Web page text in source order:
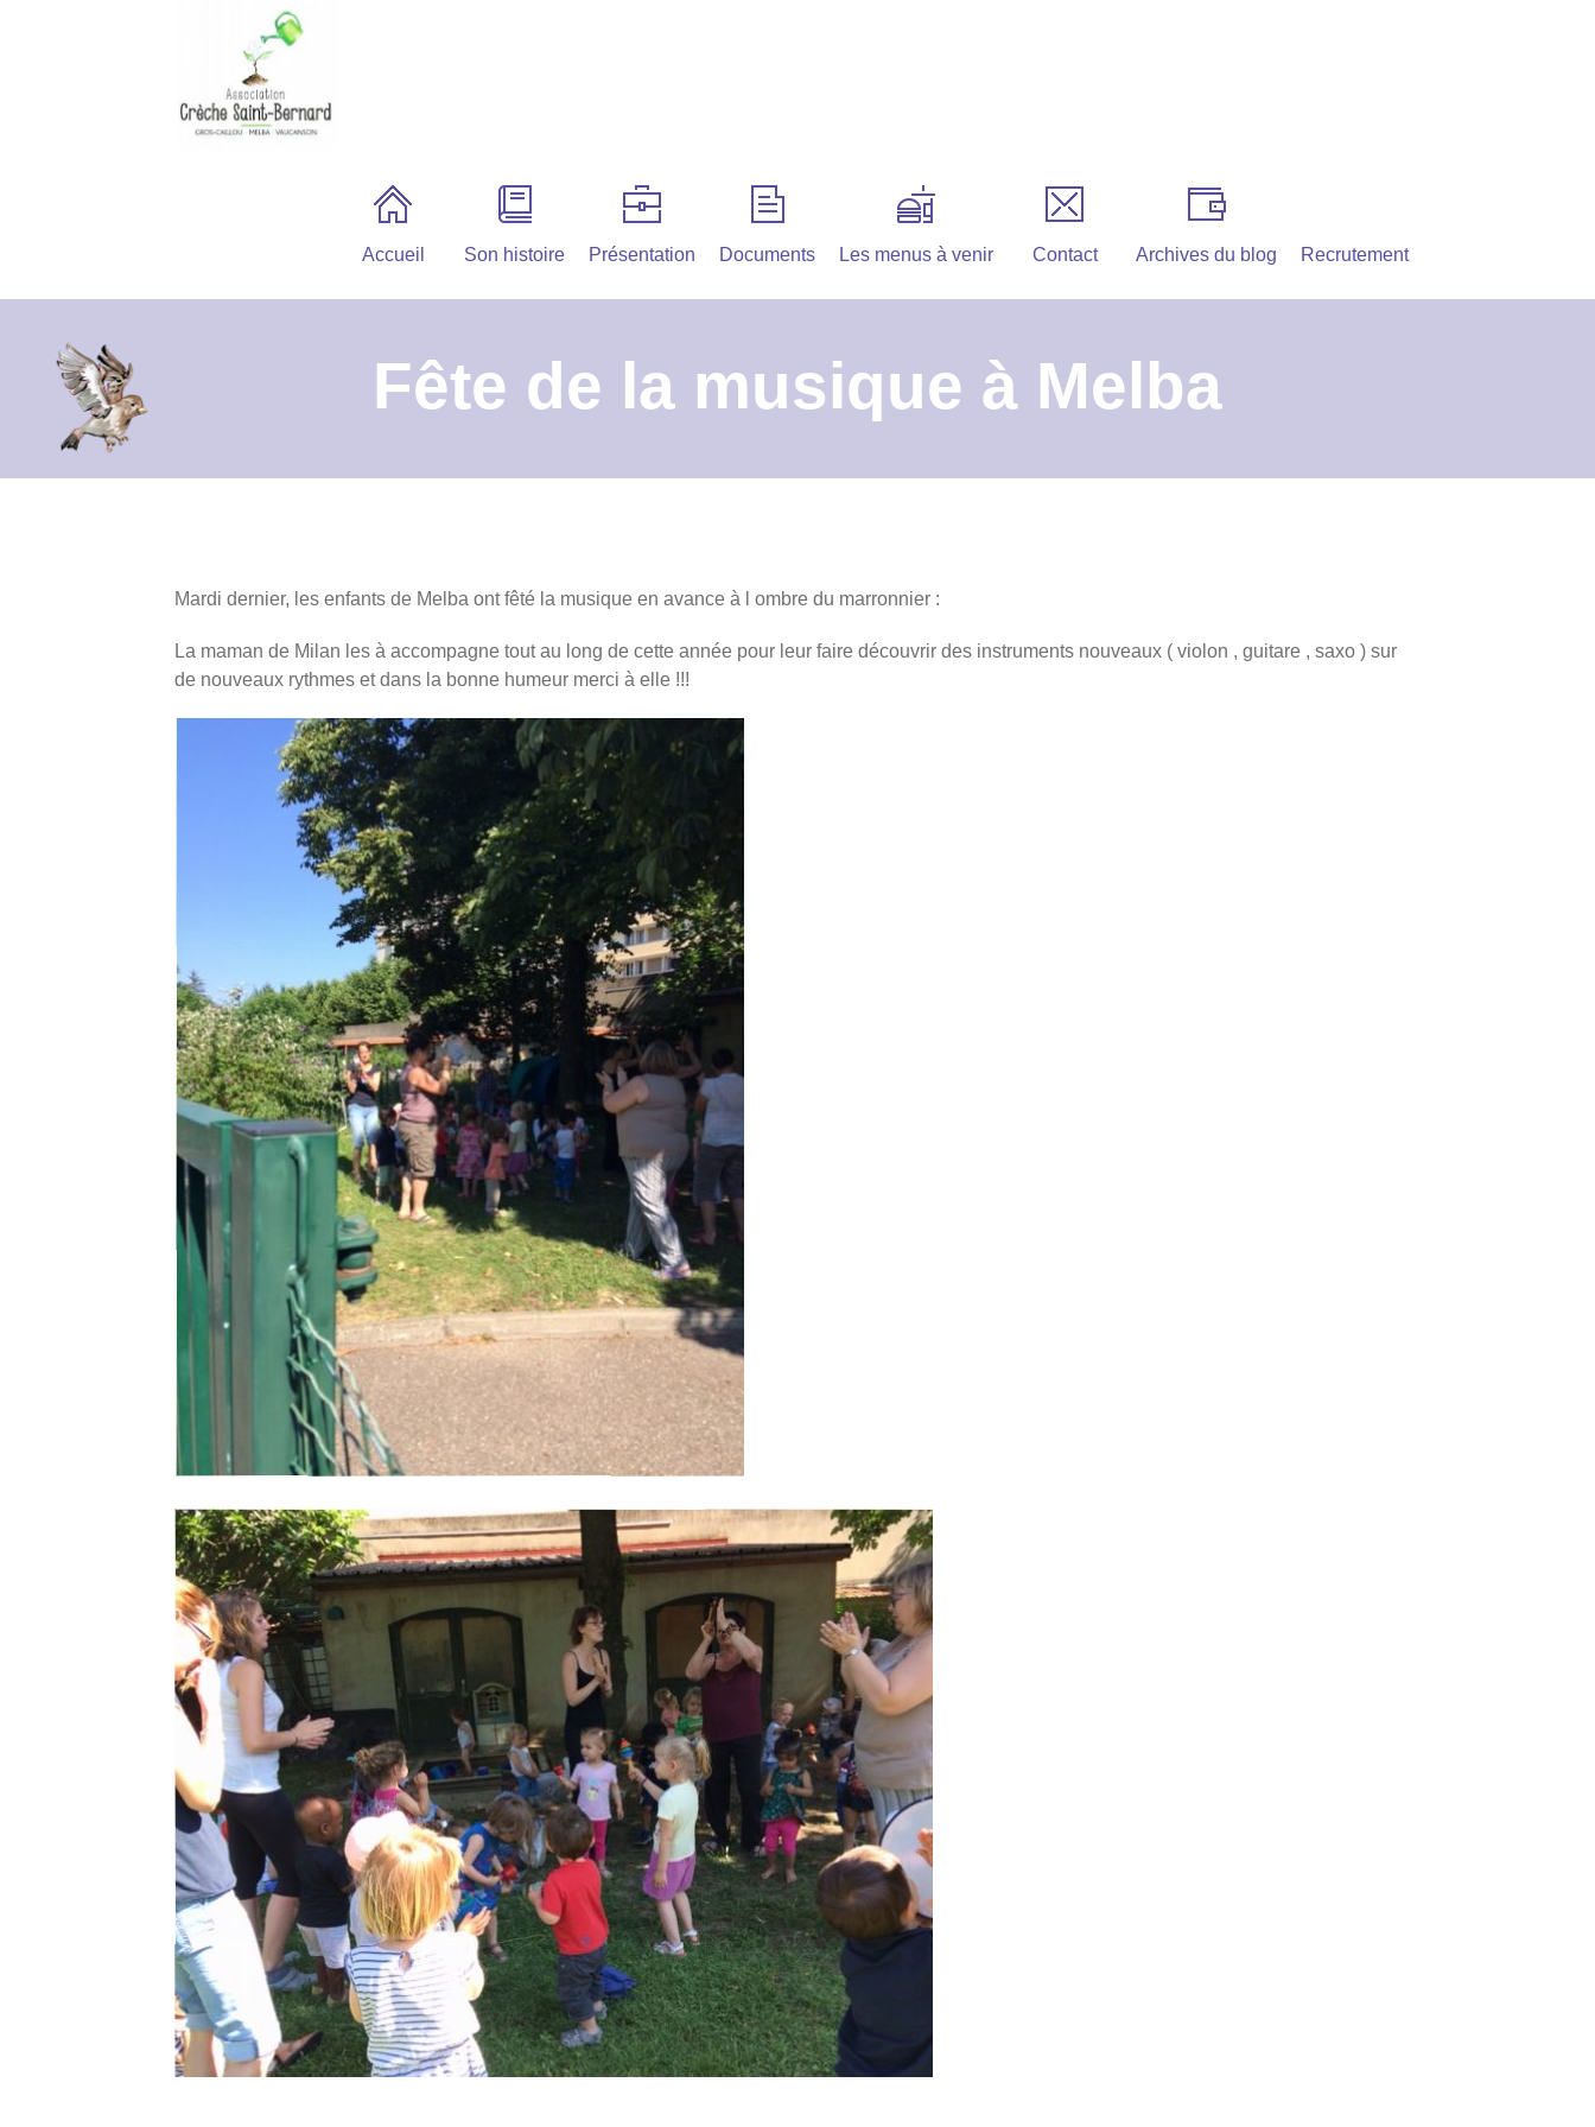
Accueil Son histoire Présentation Documents Les menus à venir Contact Archives du blog Recrutement
Fête de la musique à Melba
Mardi dernier, les enfants de Melba ont fêté la musique en avance à l ombre du marronnier :
La maman de Milan les à accompagne tout au long de cette année pour leur faire découvrir des instruments nouveaux ( violon , guitare , saxo ) sur
de nouveaux rythmes et dans la bonne humeur merci à elle !!!